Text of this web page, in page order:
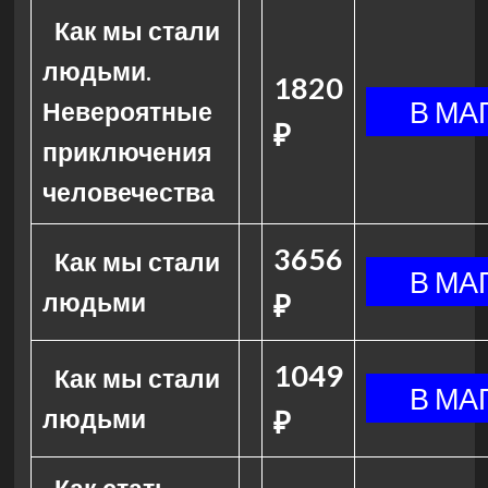
Как мы стали
людьми.
Невероятные
приключения
человечества
1820
₽
Как мы стали
людьми
3656
₽
Как мы стали
людьми
1049
₽